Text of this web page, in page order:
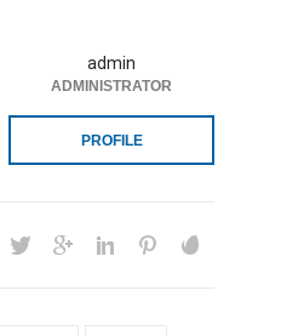
admin
ADMINISTRATOR
PROFILE